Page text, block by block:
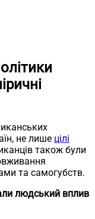
не лише цілі
також були
та самогубств.
людський вплив